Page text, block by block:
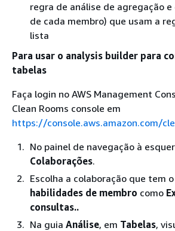
regra de análise de agregação
de cada membro) que usam a
lista
Para usar o analysis builder para
tabelas
Faça login no AWS Management
Clean Rooms console em
https://console.aws.amazon.com/
No painel de navegação à
Colaborações.
Escolha a colaboração que tem
habilidades de membro como
consultas..
Na guia Análise, em Tabelas,